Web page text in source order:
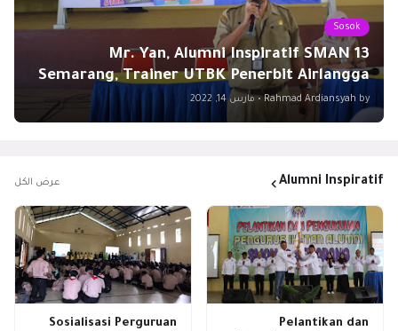
Sosok
Mr. Yan, Alumni Inspiratif SMAN 13
Semarang, Trainer UTBK Penerbit Airlangga
by
Rahmad Ardiansyah
• مارس 14, 2022
Alumni Inspiratif عرض الكل
Pelantikan dan
Sosialisasi Perguruan